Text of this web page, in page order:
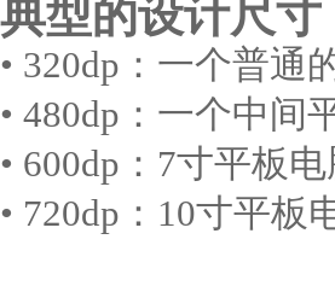
典型的设计尺寸
• 320dp：一个普通
• 480dp：一个中间
• 600dp：7寸平板
• 720dp：10寸平板